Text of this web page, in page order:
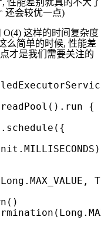
, 性能差别就真的不大了
还会较优一点)
这样的时间复杂度
么简单的时候, 性能差
才是我们需要关注的
(). run
{
. schedule ({
. MILLISECONDS )
Long . MAX_VALUE ,
()
( Long .